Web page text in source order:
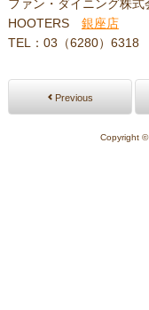
ファン・ダイニング株式
HOOTERS 銀座店
TEL：03（6280）6318
Previous
Copyright ©